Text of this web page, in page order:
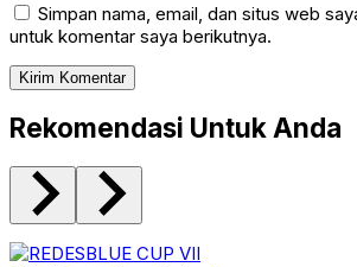
Simpan nama, email, dan situs web
untuk komentar saya berikutnya.
Rekomendasi Untuk Anda